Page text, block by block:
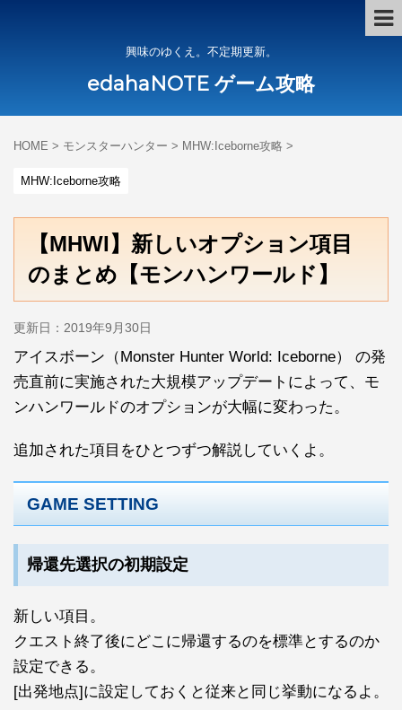
興味のゆくえ。不定期更新。
edahaNOTE ゲーム攻略
HOME > モンスターハンター > MHW:Iceborne攻略 >
MHW:Iceborne攻略
【MHWI】新しいオプション項目
のまとめ【モンハンワールド】
更新日： 2019年9月30日
アイスボーン（Monster Hunter World: Iceborne） の発
売直前に実施された大規模アップデートによって、モ
ンハンワールドのオプションが大幅に変わった。
追加された項目をひとつずつ解説していくよ。
GAME SETTING
帰還先選択の初期設定
新しい項目。
クエスト終了後にどこに帰還するのを標準とするのか
設定できる。
[出発地点]に設定しておくと従来と同じ挙動になるよ。